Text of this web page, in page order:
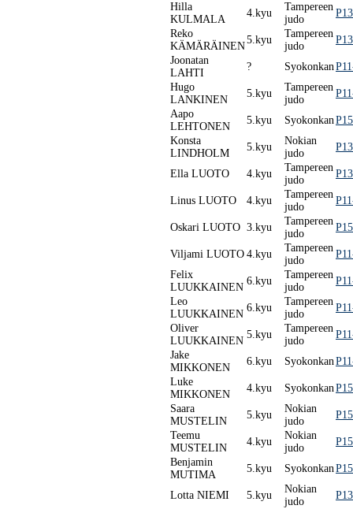
Hilla
KULMALA
4.kyu
Tampereen
judo
Reko
KÄMÄRÄINEN
5.kyu
Tampereen
judo
Joonatan
LAHTI
? Syokonkan
Hugo
LANKINEN
5.kyu
Tampereen
judo
Aapo
LEHTONEN
5.kyu Syokonkan
Konsta
LINDHOLM
5.kyu
Nokian
judo
Ella LUOTO 4.kyu
Tampereen
judo
Linus LUOTO 4.kyu
Tampereen
judo
Oskari LUOTO 3.kyu
Tampereen
judo
Viljami LUOTO 4.kyu
Tampereen
judo
Felix
LUUKKAINEN
6.kyu
Tampereen
judo
Leo
LUUKKAINEN
6.kyu
Tampereen
judo
Oliver
LUUKKAINEN
5.kyu
Tampereen
judo
Jake
MIKKONEN
6.kyu Syokonkan
Luke
MIKKONEN
4.kyu Syokonkan
Saara
MUSTELIN
5.kyu
Nokian
judo
Teemu
MUSTELIN
4.kyu
Nokian
judo
Benjamin
MUTIMA
5.kyu Syokonkan
Lotta NIEMI 5.kyu
Nokian
judo